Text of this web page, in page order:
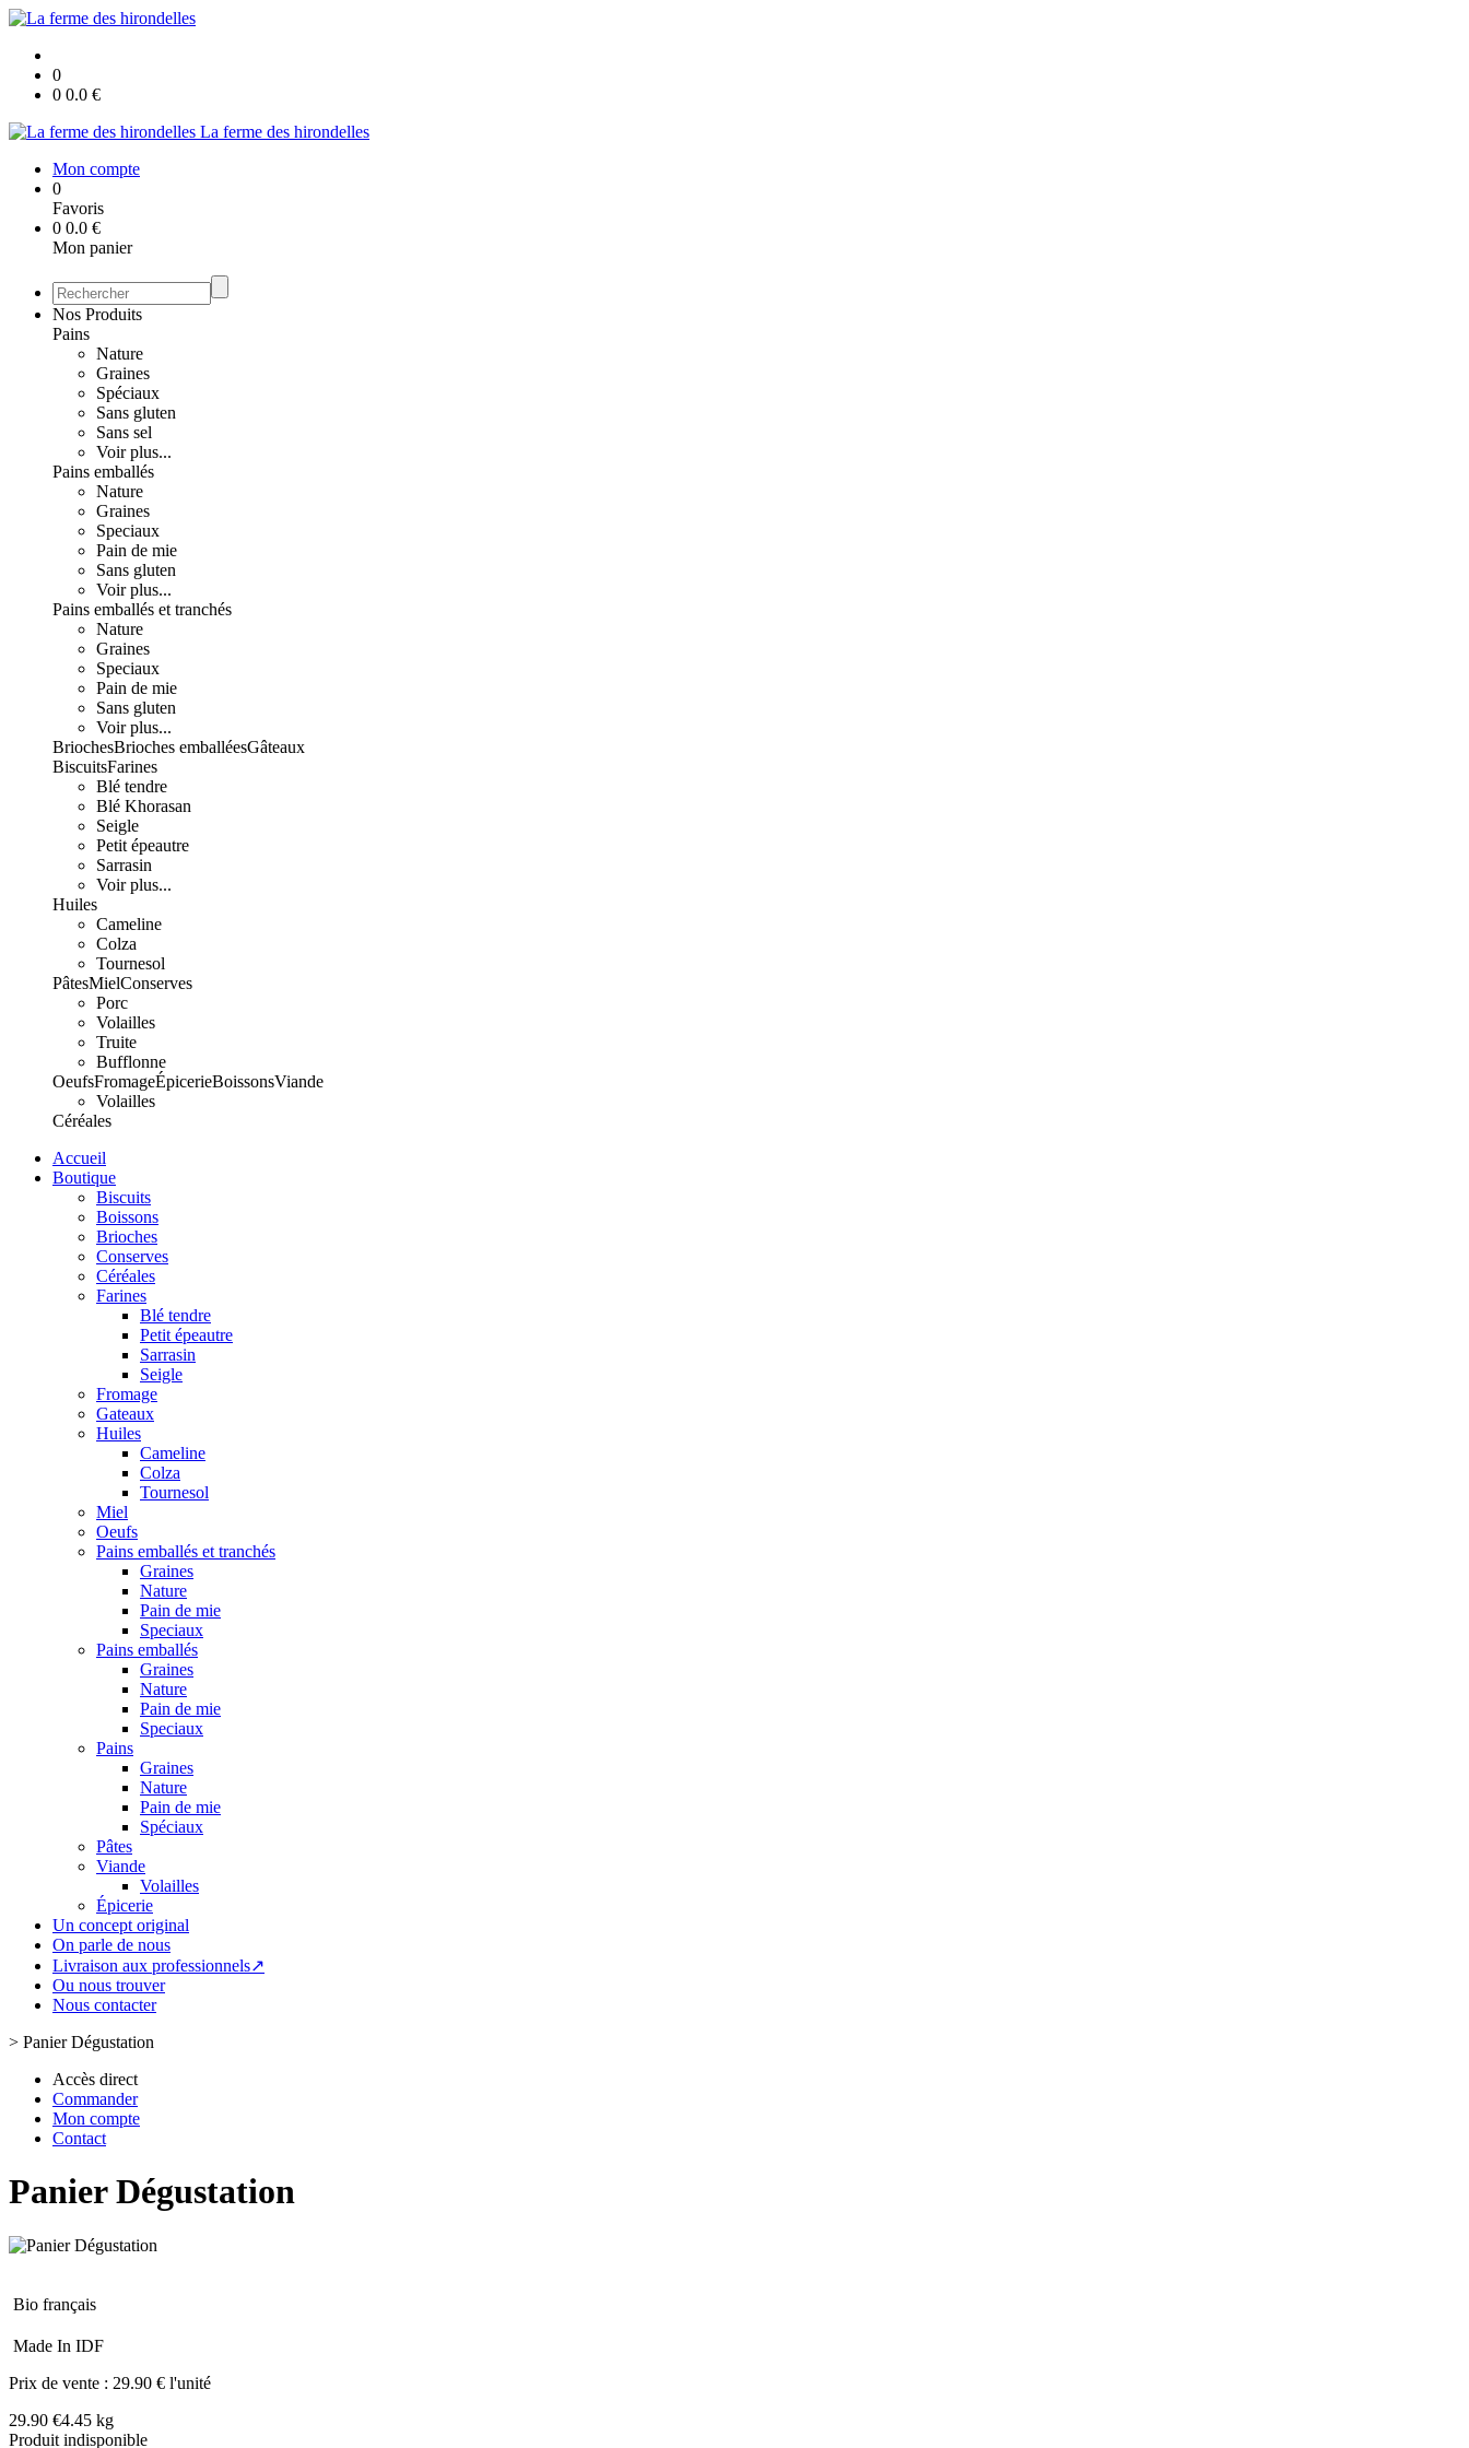
0
0 0.0 €
La ferme des hirondelles
Mon compte
0
Favoris
0 0.0 €
Mon panier
Nos Produits
Pains
Nature
Graines
Spéciaux
Sans gluten
Sans sel
Voir plus...
Pains emballés
Nature
Graines
Speciaux
Pain de mie
Sans gluten
Voir plus...
Pains emballés et tranchés
Nature
Graines
Speciaux
Pain de mie
Sans gluten
Voir plus...
BriochesBrioches emballéesGâteaux
BiscuitsFarines
Blé tendre
Blé Khorasan
Seigle
Petit épeautre
Sarrasin
Voir plus...
Huiles
Cameline
Colza
Tournesol
PâtesMielConserves
Porc
Volailles
Truite
Bufflonne
OeufsFromageÉpicerieBoissonsViande
Volailles
Céréales
Accueil
Boutique
Biscuits
Boissons
Brioches
Conserves
Céréales
Farines
Blé tendre
Petit épeautre
Sarrasin
Seigle
Fromage
Gateaux
Huiles
Cameline
Colza
Tournesol
Miel
Oeufs
Pains emballés et tranchés
Graines
Nature
Pain de mie
Speciaux
Pains emballés
Graines
Nature
Pain de mie
Speciaux
Pains
Graines
Nature
Pain de mie
Spéciaux
Pâtes
Viande
Volailles
Épicerie
Un concept original
On parle de nous
Livraison aux professionnels↗
Ou nous trouver
Nous contacter
> Panier Dégustation
Accès direct
Commander
Mon compte
Contact
Panier Dégustation
Bio français
Made In IDF
Prix de vente : 29.90 € l'unité
29.90 €4.45 kg
Produit indisponible